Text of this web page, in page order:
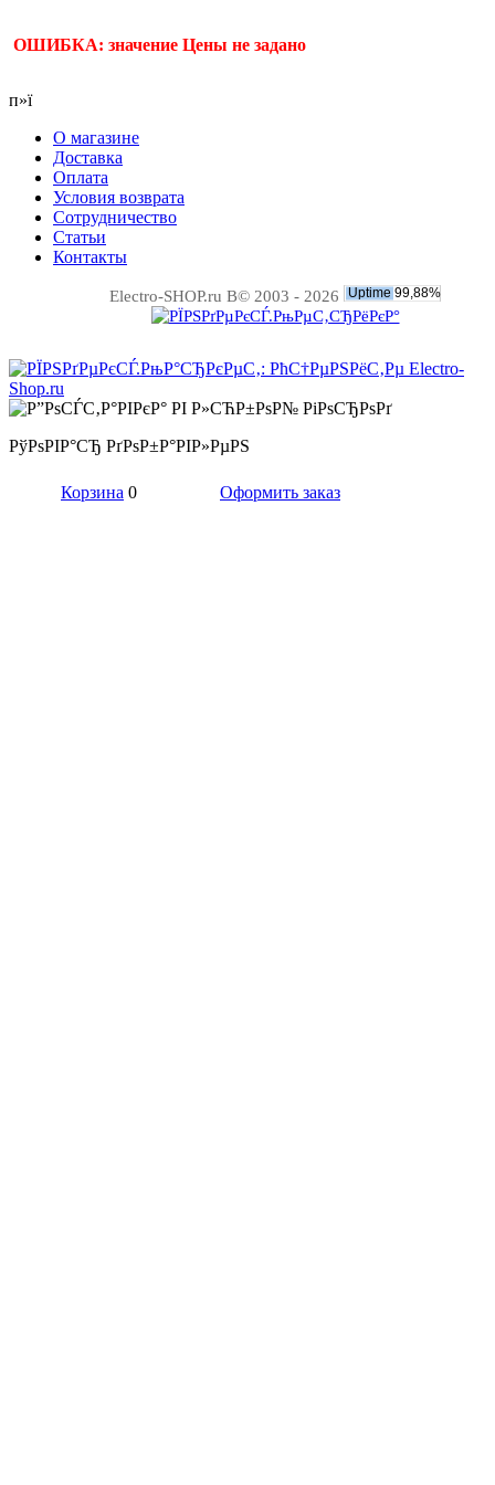
ОШИБКА: значение Цены не задано
п»ї
О магазине
Доставка
Оплата
Условия возврата
Сотрудничество
Статьи
Контакты
Electro-SHOP.ru В© 2003 - 2026
РўРѕРІР°СЂ РґРѕР±Р°РІР»РµРЅ
Корзина 0 Оформить заказ